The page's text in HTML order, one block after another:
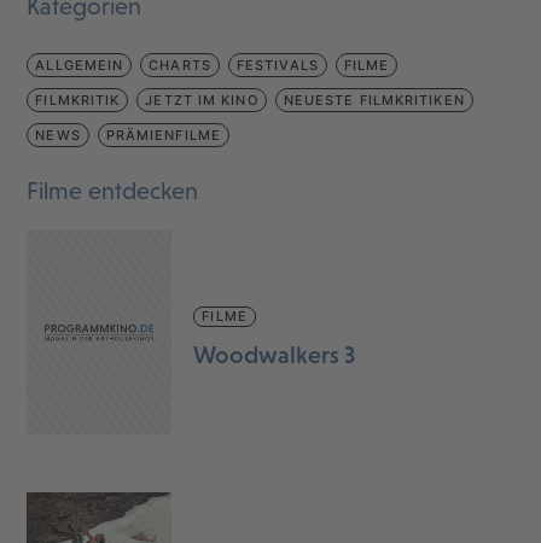
Kategorien
ALLGEMEIN CHARTS FESTIVALS FILME
FILMKRITIK JETZT IM KINO NEUESTE FILMKRITIKEN
NEWS PRÄMIENFILME
Filme entdecken
FILME
Woodwalkers 3